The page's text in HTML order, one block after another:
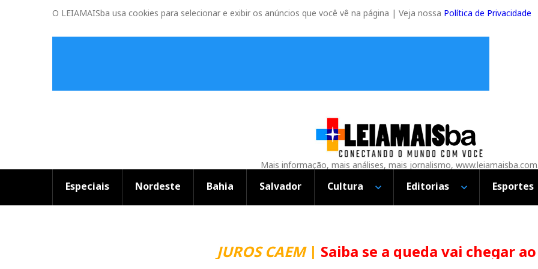
O LEIAMAISba usa cookies para selecionar e exibir os anúncios que você vê na página | Veja nossa Política de Privacidade
Mais informação, mais análises, mais jornalismo,
Especiais Nordeste Bahia Salvador Cultura Editorias Esportes
JUROS CAEM| Saiba se a queda vai chegar ao